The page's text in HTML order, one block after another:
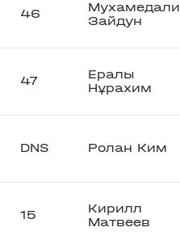
46
Мухамедали
Зайдун
47
Ералы
Нұрахим
DNS Ролан Ким
15
Кирилл
Матвеев